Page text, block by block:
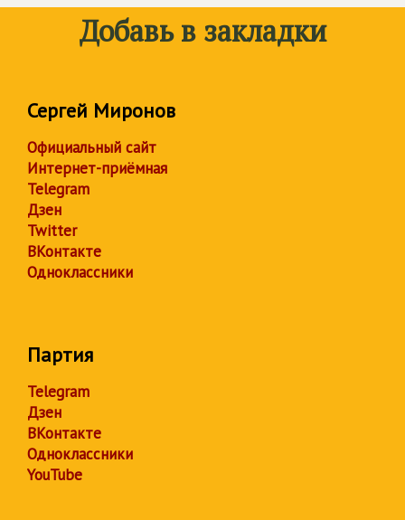
Добавь в закладки
Сергей Миронов
Официальный сайт
Интернет-приёмная
Telegram
Дзен
Twitter
ВКонтакте
Одноклассники
Партия
Telegram
Дзен
ВКонтакте
Одноклассники
YouTube